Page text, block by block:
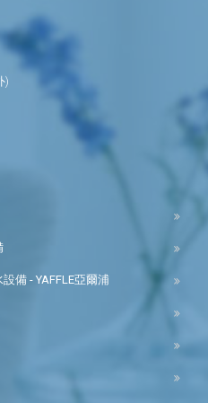
)
備 - YAFFLE亞爾浦